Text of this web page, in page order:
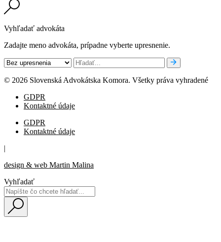
Vyhľadať advokáta
Zadajte meno advokáta, prípadne vyberte upresnenie.
© 2026 Slovenská Advokátska Komora. Všetky práva vyhradené
GDPR
Kontaktné údaje
GDPR
Kontaktné údaje
|
design & web Martin Malina
Vyhľadať